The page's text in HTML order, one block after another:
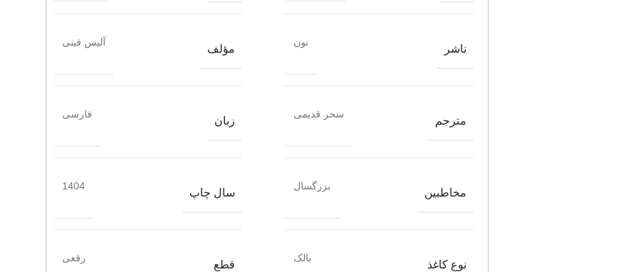
ناشر
نون
مؤلف
آلیس فینی
مترجم
سحر قدیمی
زبان
فارسی
مخاطبین
بزرگسال
سال چاپ
1404
نوع کاغذ
بالک
قطع
رقعی